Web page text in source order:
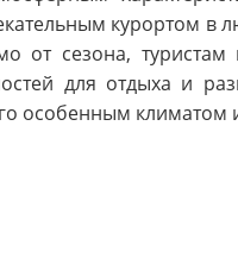
курортом в
от сезона, туристам
для отдыха и
особенным климатом